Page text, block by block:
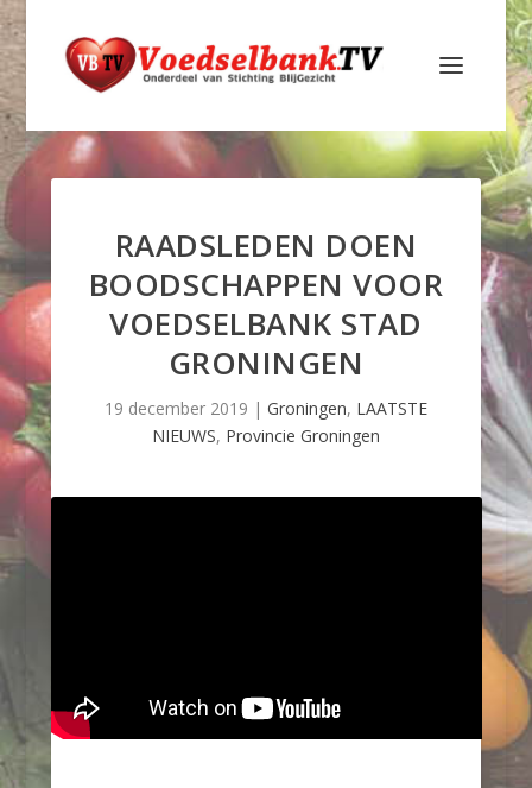
RAADSLEDEN DOEN
BOODSCHAPPEN VOOR
VOEDSELBANK STAD
GRONINGEN
19 december 2019 | Groningen, LAATSTE
NIEUWS, Provincie Groningen